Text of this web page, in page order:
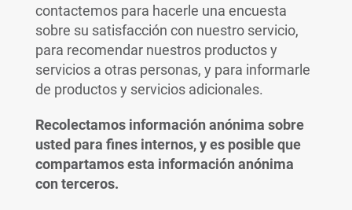
contactemos para hacerle una encuesta
sobre su satisfacción con nuestro servicio,
para recomendar nuestros productos y
servicios a otras personas, y para informarle
de productos y servicios adicionales.
Recolectamos información anónima sobre
usted para fines internos, y es posible que
compartamos esta información anónima
con terceros.